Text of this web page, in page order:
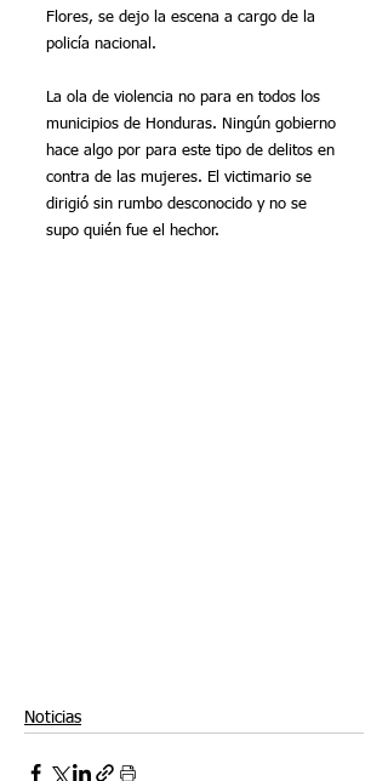
Flores, se dejo la escena a cargo de la
policía nacional.
La ola de violencia no para en todos los
municipios de Honduras. Ningún gobierno
hace algo por para este tipo de delitos en
contra de las mujeres. El victimario se
dirigió sin rumbo desconocido y no se
supo quién fue el hechor.
Noticias